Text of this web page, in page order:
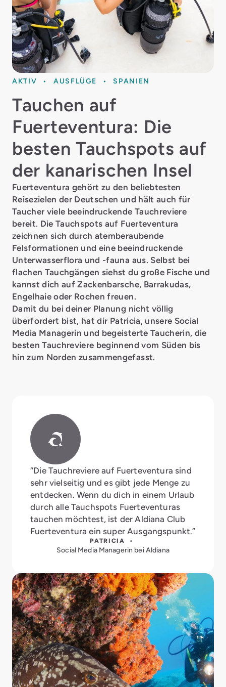
AKTIV AUSFLÜGE SPANIEN
Tauchen auf
Fuerteventura: Die
besten Tauchspots auf
der kanarischen Insel
Fuerteventura gehört zu den beliebtesten
Reisezielen der Deutschen und hält auch für
Taucher viele beeindruckende Tauchreviere
bereit. Die Tauchspots auf Fuerteventura
zeichnen sich durch atemberaubende
Felsformationen und eine beeindruckende
Unterwasserflora und -fauna aus. Selbst bei
flachen Tauchgängen siehst du große Fische und
kannst dich auf Zackenbarsche, Barrakudas,
Engelhaie oder Rochen freuen.
Damit du bei deiner Planung nicht völlig
überfordert bist, hat dir Patricia, unsere Social
Media Managerin und begeisterte Taucherin, die
besten Tauchreviere beginnend vom Süden bis
hin zum Norden zusammengefasst.
“Die Tauchreviere auf Fuerteventura sind
sehr vielseitig und es gibt jede Menge zu
entdecken. Wenn du dich in einem Urlaub
durch alle Tauchspots Fuerteventuras
tauchen möchtest, ist der Aldiana Club
Fuerteventura ein super Ausgangspunkt.”
PATRICIA •
Social Media Managerin bei Aldiana